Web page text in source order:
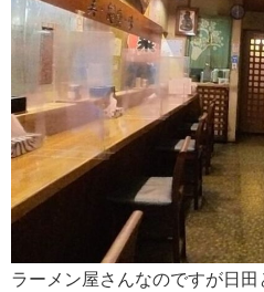
ラーメン屋さんなのですが日田